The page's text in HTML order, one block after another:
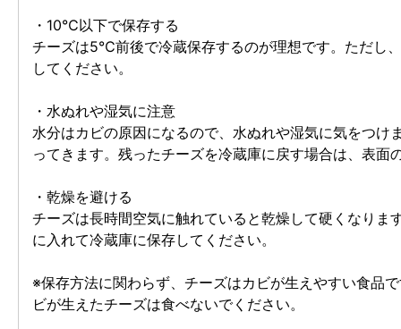
・10℃以下で保存する
チーズは5℃前後で冷蔵保存するのが理想です。ただし
してください。
・水ぬれや湿気に注意
水分はカビの原因になるので、水ぬれや湿気に気をつ
ってきます。残ったチーズを冷蔵庫に戻す場合は、表面
・乾燥を避ける
チーズは長時間空気に触れていると乾燥して硬くなり
に入れて冷蔵庫に保存してください。
※保存方法に関わらず、チーズはカビが生えやすい食品
ビが生えたチーズは食べないでください。